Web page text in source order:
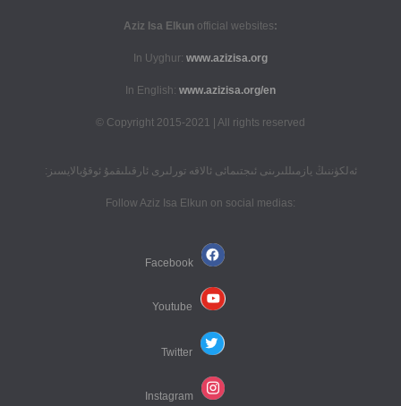
:Aziz Isa Elkun
official websites
In Uyghur: www.azizisa.org
In English: www.azizisa.org/en
Copyright 2015-2021 | All rights reserved ©
ئەلكۈننىڭ يازمىللىرىنى ئىجتىمائى ئالاقە تورلىرى ئارقىلىقمۇ ئوقۇيالايسىز:
:Follow Aziz Isa Elkun on social medias